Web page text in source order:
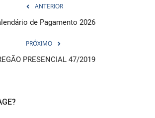
ANTERIOR
de Pagamento 2026
PRÓXIMO
PRESENCIAL 47/2019